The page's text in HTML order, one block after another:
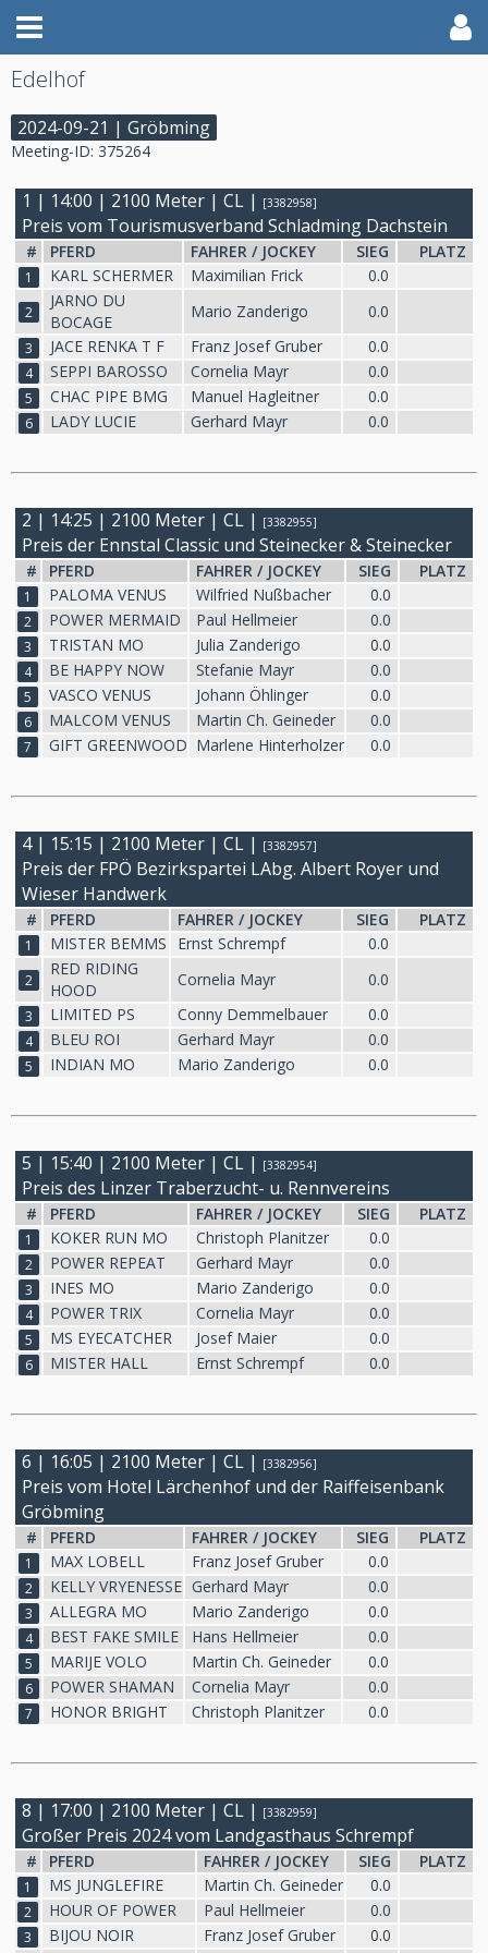
Edelhof
2024-09-21 | Gröbming
Meeting-ID: 375264
1 | 14:00 | 2100 Meter | CL | [3382958]
Preis vom Tourismusverband Schladming Dachstein
# PFERD FAHRER / JOCKEY SIEG PLATZ
1 KARL SCHERMER Maximilian Frick 0.0
2
JARNO DU
BOCAGE
Mario Zanderigo 0.0
3 JACE RENKA T F Franz Josef Gruber 0.0
4 SEPPI BAROSSO Cornelia Mayr 0.0
5 CHAC PIPE BMG Manuel Hagleitner 0.0
6 LADY LUCIE Gerhard Mayr 0.0
2 | 14:25 | 2100 Meter | CL | [3382955]
Preis der Ennstal Classic und Steinecker & Steinecker
# PFERD FAHRER / JOCKEY SIEG PLATZ
1 PALOMA VENUS Wilfried Nußbacher 0.0
2 POWER MERMAID Paul Hellmeier 0.0
3 TRISTAN MO Julia Zanderigo 0.0
4 BE HAPPY NOW Stefanie Mayr 0.0
5 VASCO VENUS Johann Öhlinger 0.0
6 MALCOM VENUS Martin Ch. Geineder 0.0
7 GIFT GREENWOOD Marlene Hinterholzer 0.0
4 | 15:15 | 2100 Meter | CL | [3382957]
Preis der FPÖ Bezirkspartei LAbg. Albert Royer und
Wieser Handwerk
# PFERD FAHRER / JOCKEY SIEG PLATZ
1 MISTER BEMMS Ernst Schrempf 0.0
2
RED RIDING
HOOD
Cornelia Mayr 0.0
3 LIMITED PS Conny Demmelbauer 0.0
4 BLEU ROI Gerhard Mayr 0.0
5 INDIAN MO Mario Zanderigo 0.0
5 | 15:40 | 2100 Meter | CL | [3382954]
Preis des Linzer Traberzucht- u. Rennvereins
# PFERD FAHRER / JOCKEY SIEG PLATZ
1 KOKER RUN MO Christoph Planitzer 0.0
2 POWER REPEAT Gerhard Mayr 0.0
3 INES MO Mario Zanderigo 0.0
4 POWER TRIX Cornelia Mayr 0.0
5 MS EYECATCHER Josef Maier 0.0
6 MISTER HALL Ernst Schrempf 0.0
6 | 16:05 | 2100 Meter | CL | [3382956]
Preis vom Hotel Lärchenhof und der Raiffeisenbank
Gröbming
# PFERD FAHRER / JOCKEY SIEG PLATZ
1 MAX LOBELL Franz Josef Gruber 0.0
2 KELLY VRYENESSE Gerhard Mayr 0.0
3 ALLEGRA MO Mario Zanderigo 0.0
4 BEST FAKE SMILE Hans Hellmeier 0.0
5 MARIJE VOLO Martin Ch. Geineder 0.0
6 POWER SHAMAN Cornelia Mayr 0.0
7 HONOR BRIGHT Christoph Planitzer 0.0
8 | 17:00 | 2100 Meter | CL | [3382959]
Großer Preis 2024 vom Landgasthaus Schrempf
# PFERD FAHRER / JOCKEY SIEG PLATZ
1 MS JUNGLEFIRE Martin Ch. Geineder 0.0
2 HOUR OF POWER Paul Hellmeier 0.0
3 BIJOU NOIR Franz Josef Gruber
0.0